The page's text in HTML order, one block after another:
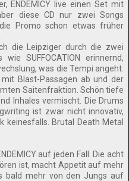
ENDEMICY live einen Set mit
diese CD nur zwei Songs
Promo schon etwas früher
die Leipziger durch die zwei
SUFFOCATION erinnernd,
was die Tempi angeht.
Blast-Passagen ab und der
Saitenfraktion. Schön tiefe
Inhales vermischt. Die Drums
ist zwar nicht innovativ,
keinesfalls. Brutal Death Metal
auf jeden Fall. Die acht
ist, macht Appetit auf mehr
bald mehr von den Jungs auf